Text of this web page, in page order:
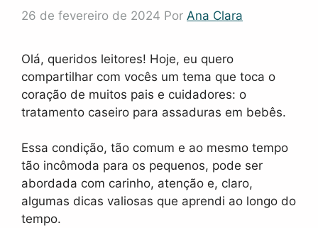
26 de fevereiro de 2024 Por Ana Clara
Olá, queridos leitores! Hoje, eu quero
compartilhar com vocês um tema que toca o
coração de muitos pais e cuidadores: o
tratamento caseiro para assaduras em bebês.
Essa condição, tão comum e ao mesmo tempo
tão incômoda para os pequenos, pode ser
abordada com carinho, atenção e, claro,
algumas dicas valiosas que aprendi ao longo do
tempo.